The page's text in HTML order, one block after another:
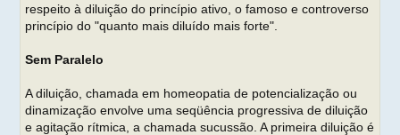
respeito à diluição do princípio ativo, o famoso e controverso
princípio do "quanto mais diluído mais forte".
Sem Paralelo
A diluição, chamada em homeopatia de potencialização ou
dinamização envolve uma seqüência progressiva de diluição
e agitação rítmica, a chamada sucussão. A primeira diluição é